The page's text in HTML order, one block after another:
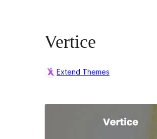
Vertice
Extend Themes